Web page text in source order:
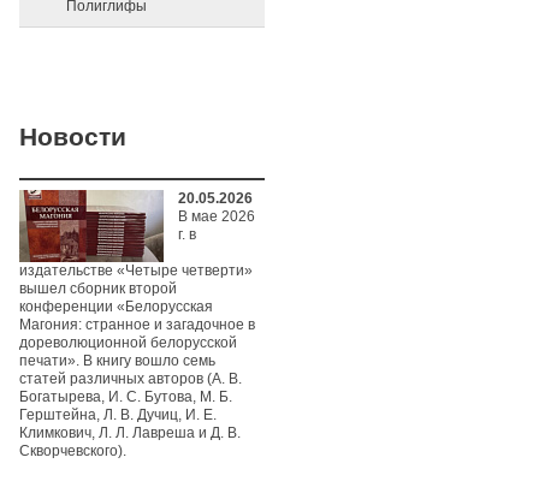
Полиглифы
Новости
20.05.2026
В мае 2026
г. в
издательстве «Четыре четверти»
вышел сборник второй
конференции «Белорусская
Магония: странное и загадочное в
дореволюционной белорусской
печати». В книгу вошло семь
статей различных авторов (А. В.
Богатырева, И. С. Бутова, М. Б.
Герштейна, Л. В. Дучиц, И. Е.
Климкович, Л. Л. Лавреша и Д. В.
Скворчевского).